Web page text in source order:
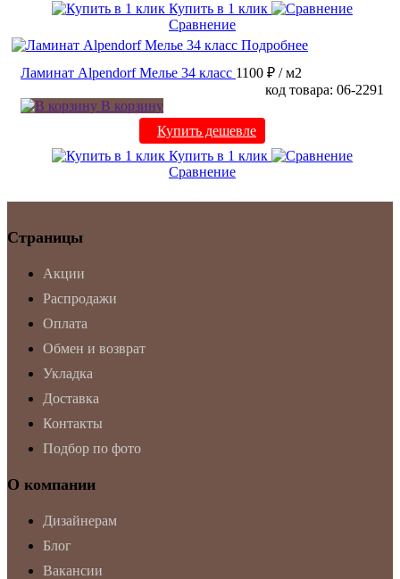
Купить в 1 клик
Сравнение
Подробнее
Ламинат Alpendorf Мелье 34 класс 1100 ₽ / м2
код товара: 06-2291
В корзину
Купить дешевле
Купить в 1 клик
Сравнение
Страницы
Акции
Распродажи
Оплата
Обмен и возврат
Укладка
Доставка
Контакты
Подбор по фото
О компании
Дизайнерам
Блог
Вакансии